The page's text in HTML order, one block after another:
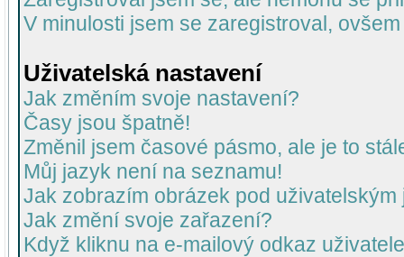
V minulosti jsem se zaregistroval,
Uživatelská nastavení
Jak změním svoje nastavení?
Časy jsou špatně!
Změnil jsem časové pásmo, ale je to
Můj jazyk není na seznamu!
Jak zobrazím obrázek pod uživatelským
Jak změní svoje zařazení?
Když kliknu na e-mailový odkaz